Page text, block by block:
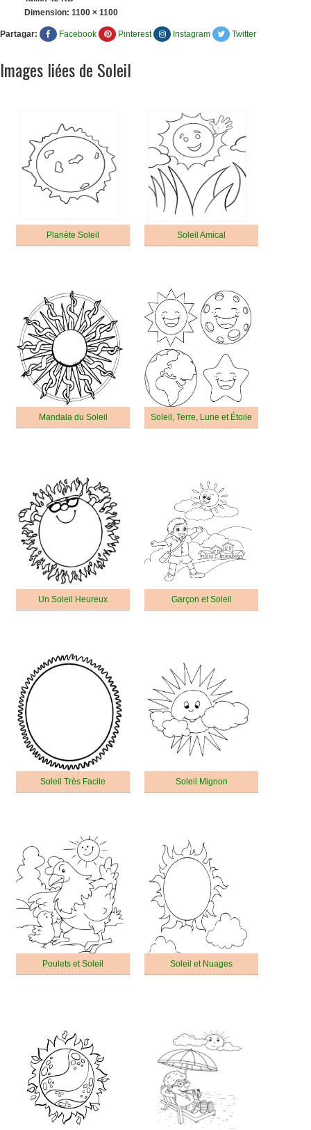
Dimension: 1100 × 1100
Partagar: Facebook Pinterest Instagram Twitter
Images liées de Soleil
Planète Soleil Soleil Amical
Mandala du Soleil Soleil, Terre, Lune et Étoile
Un Soleil Heureux Garçon et Soleil
Soleil Très Facile Soleil Mignon
Poulets et Soleil Soleil et Nuages